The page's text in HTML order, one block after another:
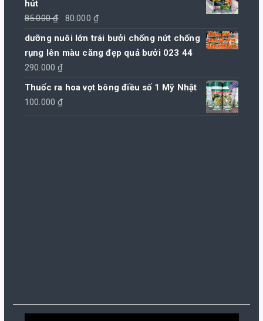
hút
85.000₫
Giá
gốc
85.000 ₫.
80.000 ₫
hiện
tại
dưỡng nuôi lớn trái bưởi chống nứt chống
rụng lên màu căng đẹp quả bưởi 023 44
290.000₫
Thuốc ra hoa vọt bông điều số 1 Mỹ Nhật
100.000₫